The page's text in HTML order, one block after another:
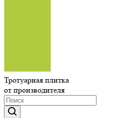
Тротуарная плитка
от производителя